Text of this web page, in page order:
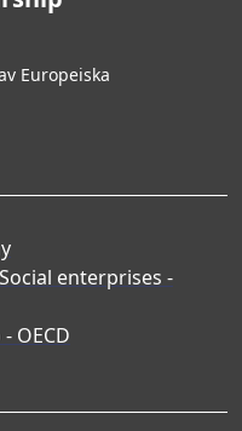
Europeiska
enterprises -
OECD